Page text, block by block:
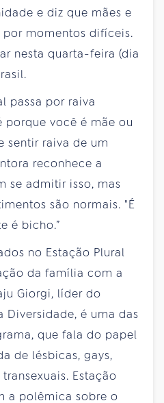
e diz que mães e
momentos difíceis.
nesta quarta-feira (dia
passa por raiva
porque você é mãe ou
sentir raiva de um
reconhece a
se admitir isso, mas
são normais. "É
é bicho.”
no Estação Plural
da família com a
Giorgi, líder do
Diversidade, é uma das
que fala do papel
de lésbicas, gays,
Estação
a polêmica sobre o